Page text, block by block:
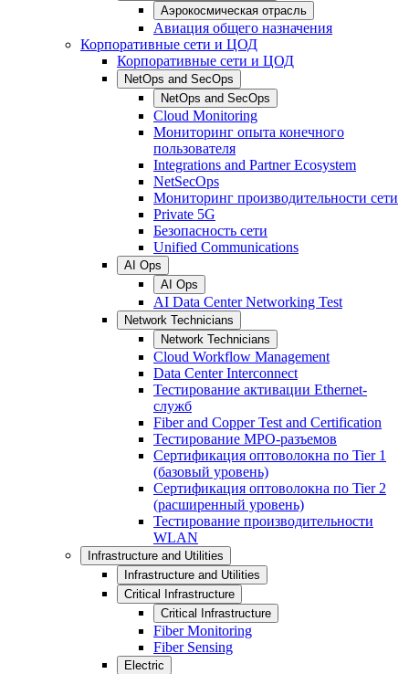
Аэрокосмическая отрасль
Авиация общего назначения
Корпоративные сети и ЦОД
Корпоративные сети и ЦОД
NetOps and SecOps
NetOps and SecOps
Cloud Monitoring
Мониторинг опыта конечного
пользователя
Integrations and Partner Ecosystem
NetSecOps
Мониторинг производительности сети
Private 5G
Безопасность сети
Unified Communications
AI Ops
AI Ops
AI Data Center Networking Test
Network Technicians
Network Technicians
Cloud Workflow Management
Data Center Interconnect
Тестирование активации Ethernet-
служб
Fiber and Copper Test and Certification
Тестирование МРО-разъемов
Сертификация оптоволокна по Tier 1
(базовый уровень)
Сертификация оптоволокна по Tier 2
(расширенный уровень)
Тестирование производительности
WLAN
Infrastructure and Utilities
Infrastructure and Utilities
Critical Infrastructure
Critical Infrastructure
Fiber Monitoring
Fiber Sensing
Electric